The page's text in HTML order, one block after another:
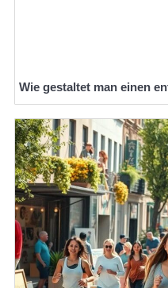
Wie gestaltet man einen